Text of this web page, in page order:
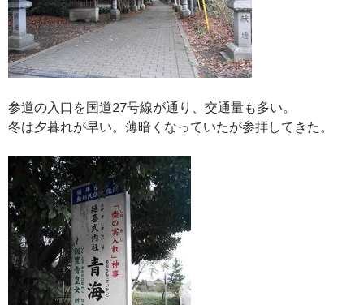
参道の入口を国道27号線が通り、交通量も多い。
冬は夕暮れが早い。薄暗くなっていたが参拝してきた。